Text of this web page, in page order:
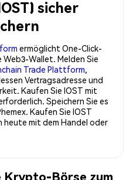
sicher
ermöglicht One-Click-
Wallet. Melden Sie
Trade Plattform,
Vertragsadresse und
Kaufen Sie IOST mit
Speichern Sie es
Kaufen Sie IOST
heute mit dem Handel oder
Krypto-Börse zum